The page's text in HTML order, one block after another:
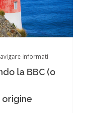
informati
la BBC (o
origine